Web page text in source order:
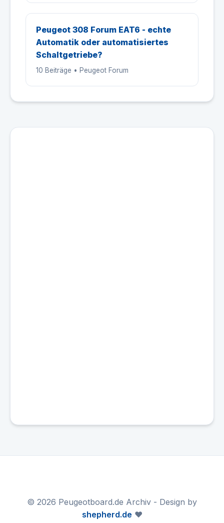
Peugeot 308 Forum EAT6 - echte
Automatik oder automatisiertes
Schaltgetriebe?
10 Beiträge • Peugeot Forum
© 2026 Peugeotboard.de Archiv - Design by
shepherd.de ❤️